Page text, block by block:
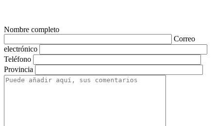
Nombre completo
Correo
electrónico
Teléfono
Provincia